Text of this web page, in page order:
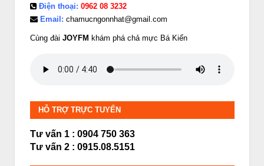
Điện thoại: 0962 08 3232
Email: chamucngonnhat@gmail.com
Cùng đài JOYFM khám phá chả mực Bá Kiến
HỖ TRỢ TRỰC TUYẾN
Tư vấn 1 : 0904 750 363
Tư vấn 2 : 0915.08.5151